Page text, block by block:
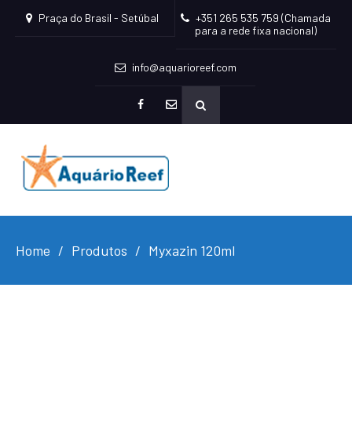
Praça do Brasil - Setúbal
+351 265 535 759 (Chamada
para a rede fixa nacional)
info@aquarioreef.com
mailto
Home Produtos Myxazin 120ml